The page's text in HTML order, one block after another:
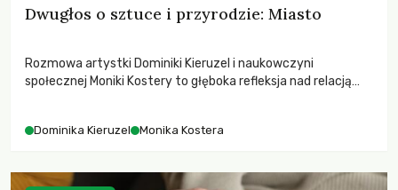
Dwugłos o sztuce i przyrodzie: Miasto
Rozmowa artystki Dominiki Kieruzel i naukowczyni
społecznej Moniki Kostery to głęboka refleksja nad relacją
Dominika Kieruzel Monika Kostera